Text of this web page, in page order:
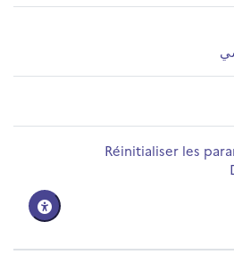
Réinitialiser les